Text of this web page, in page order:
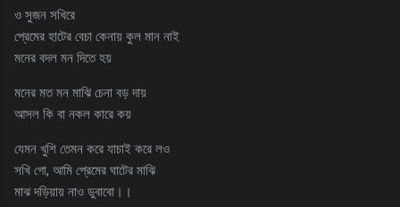
ও সুজন সখিরে
প্রেমের হাটের বেচা কেনায় কুল মান নাই
মনের বদল মন দিতে হয়
মনের মত মন মাঝি চেনা বড় দায়
আসল কি বা নকল কারে কয়
যেমন খুশি তেমন করে যাচাই করে লও
সখি গো, আমি প্রেমের ঘাটের মাঝি
মাঝ দড়িয়ায় নাও ডুবাবো।।